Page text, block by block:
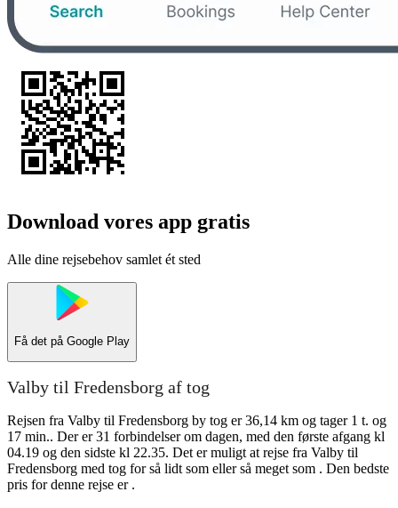
Download vores app gratis
Alle dine rejsebehov samlet ét sted
Få det på Google Play
Valby til Fredensborg af tog
Rejsen fra Valby til Fredensborg by tog er 36,14 km og tager 1 t. og
17 min.. Der er 31 forbindelser om dagen, med den første afgang kl
04.19 og den sidste kl 22.35. Det er muligt at rejse fra Valby til
Fredensborg med tog for så lidt som eller så meget som . Den bedste
pris for denne rejse er .